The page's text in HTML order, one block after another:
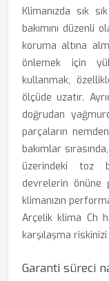
Klimanızda sık
bakımını düzenli
koruma altına
önlemek için
kullanmak,
ölçüde uzatır.
doğrudan
parçaların
bakımlar
üzerindeki toz
devrelerin önüne
klimanızın
Arçelik klima Ch
karşılaşma
Garanti süreci